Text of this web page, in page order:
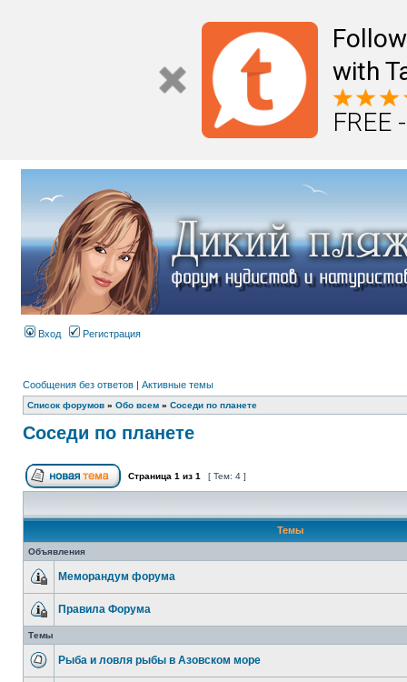
with
FREE
Вход Регистрация
Сообщения без ответов | Активные темы
Список форумов » Обо всем » Соседи по планете
Соседи по планете
Страница 1 из 1 [ Тем: 4 ]
Темы
Объявления
Меморандум форума
Правила Форума
Темы
Рыба и ловля рыбы в Азовском море